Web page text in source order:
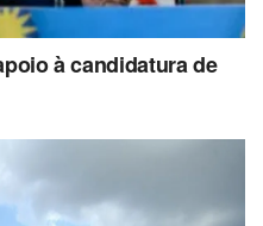
à candidatura de